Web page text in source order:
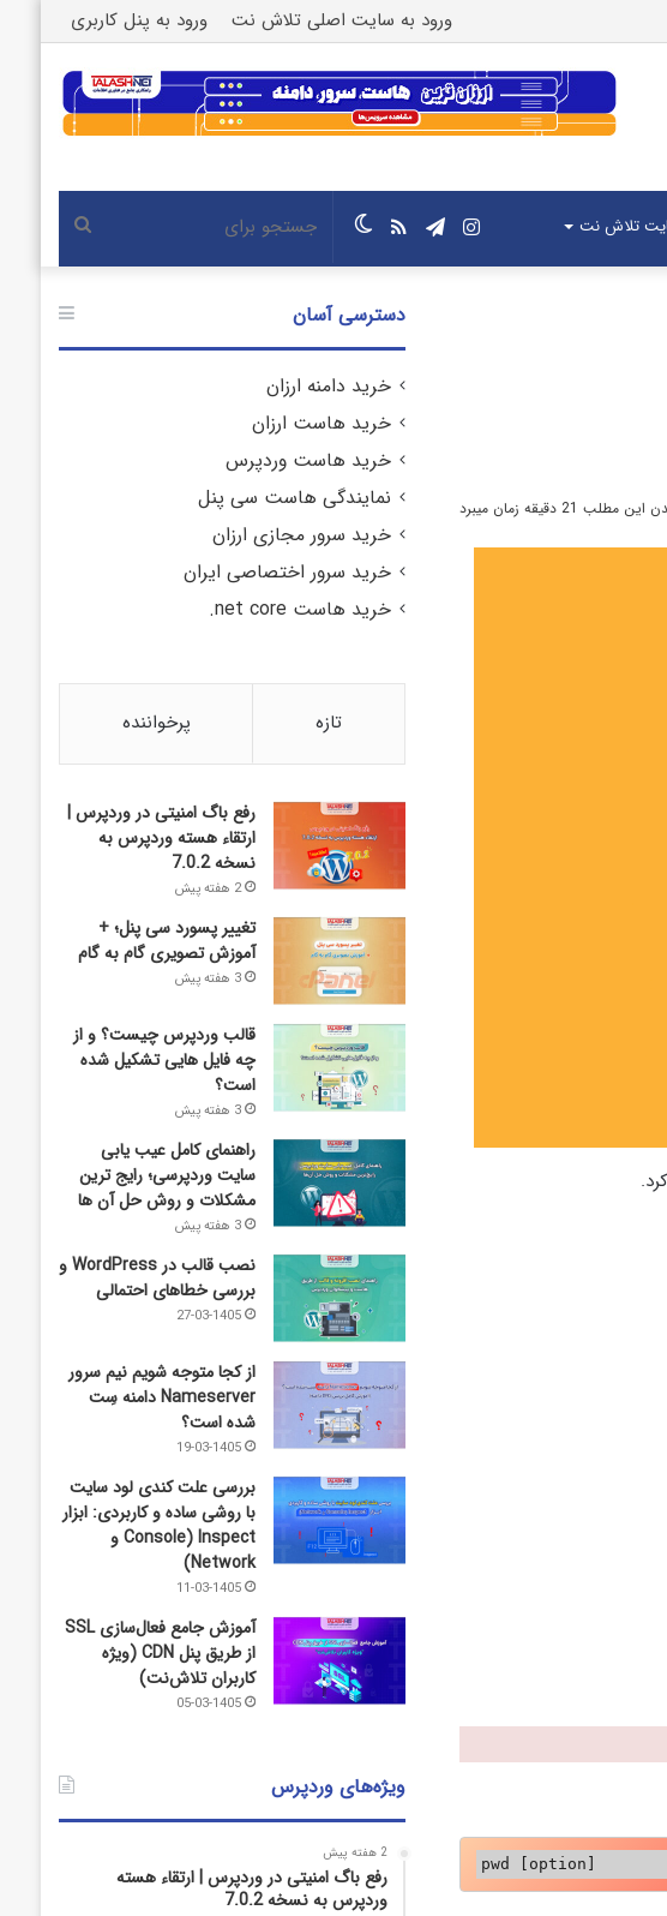
ورود به سایت اصلی تلاش نت ورود به پنل کاربری
تلاش نت جستجو تغییر
پوسته
خوراکتلگرام
اینستاگرام
مطلب 21 دقیقه زمان میبرد
pwd [option]
دسترسی آسان
خرید دامنه ارزان
خرید هاست ارزان
خرید هاست وردپرس
نمایندگی هاست سی پنل
خرید سرور مجازی ارزان
خرید سرور اختصاصی ایران
خرید هاست net core.
تازه پرخواننده
رفع باگ امنیتی در وردپرس |
ارتقاء هسته وردپرس به
نسخه 7.0.2
2 هفته پیش
تغییر پسورد سی پنل؛ +
آموزش تصویری گام به گام
3 هفته پیش
قالب وردپرس چیست؟ و از
چه فایل­ هایی تشکیل شده
است؟
3 هفته پیش
راهنمای کامل عیب‌ یابی
سایت وردپرسی؛ رایج‌ ترین
مشکلات و روش حل آن‌ ها
3 هفته پیش
نصب قالب در WordPress و
بررسی خطاهای احتمالی
27-03-1405
از کجا متوجه شویم نیم ‌سرور
Nameserver دامنه سِت
شده است؟
19-03-1405
بررسی علت کندی لود سایت
با روشی ساده و کاربردی: ابزار
Inspect (Console و
Network)
11-03-1405
آموزش جامع فعال‌سازی SSL
از طریق پنل CDN (ویژه
کاربران تلاش‌نت)
05-03-1405
ویژه‌های وردپرس
2 هفته پیش
رفع باگ امنیتی در وردپرس | ارتقاء هسته
وردپرس به نسخه 7.0.2